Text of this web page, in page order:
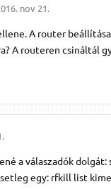
nov 21.
A router
A routeren csináltál
a válaszadók
egy: rfkill list